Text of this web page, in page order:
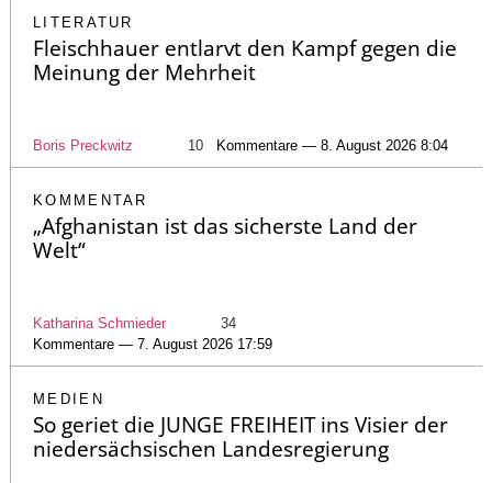
LITERATUR
Fleischhauer entlarvt den Kampf gegen die
Meinung der Mehrheit
Boris Preckwitz 10 Kommentare — 8. August 2026 8:04
KOMMENTAR
„Afghanistan ist das sicherste Land der
Welt“
Katharina Schmieder
34
Kommentare — 7. August 2026 17:59
MEDIEN
So geriet die JUNGE FREIHEIT ins Visier der
niedersächsischen Landesregierung